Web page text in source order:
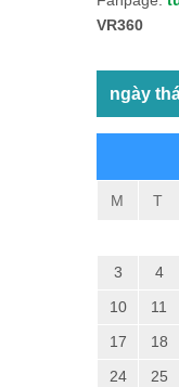
VR360
ngày
M T
3
4
10
11
17
18
24
25